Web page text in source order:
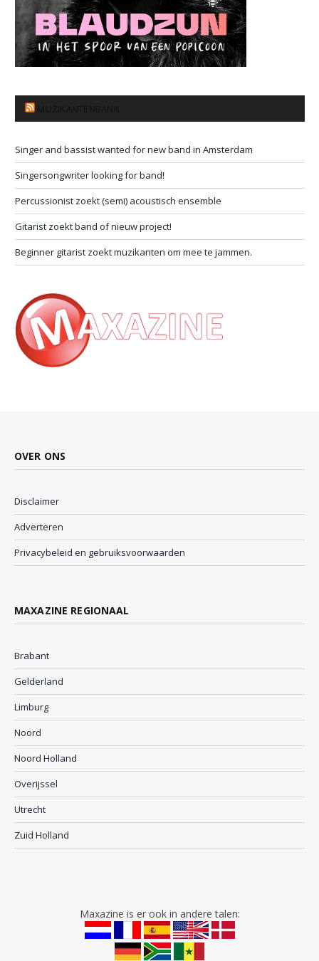
Singer and bassist wanted for new band in Amsterdam
Singersongwriter looking for band!
Percussionist zoekt (semi) acoustisch ensemble
Gitarist zoekt band of nieuw project!
Beginner gitarist zoekt muzikanten om mee te jammen.
OVER ONS
Disclaimer
Adverteren
Privacybeleid en gebruiksvoorwaarden
MAXAZINE REGIONAAL
Brabant
Gelderland
Limburg
Noord
Noord Holland
Overijssel
Utrecht
Zuid Holland
Maxazine is er ook in andere talen: